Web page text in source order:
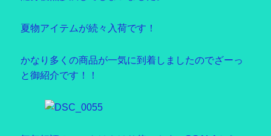
夏物アイテムが続々入荷です！
かなり多くの商品が一気に到着しましたのでざーっ
と御紹介です！！